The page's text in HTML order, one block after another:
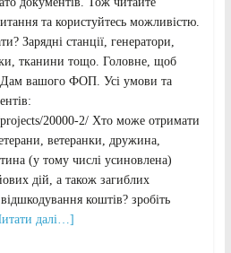
та користуйтесь можливістю.
Зарядні станції, генератори,
тканини тощо. Головне, щоб
вашого ФОП. Усі умови та
20000-2/ Хто може отримати
ветеранки, дружина,
(у тому числі усиновлена)
дій, а також загиблих
коштів? зробіть
далі…]